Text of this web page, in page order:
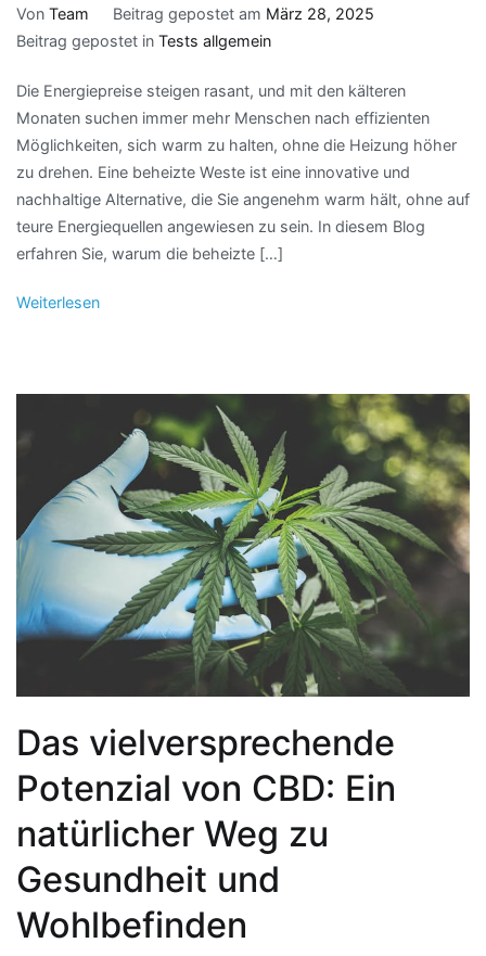
Von Team Beitrag gepostet am März 28, 2025
Beitrag gepostet in Tests allgemein
Die Energiepreise steigen rasant, und mit den kälteren
Monaten suchen immer mehr Menschen nach effizienten
Möglichkeiten, sich warm zu halten, ohne die Heizung höher
zu drehen. Eine beheizte Weste ist eine innovative und
nachhaltige Alternative, die Sie angenehm warm hält, ohne auf
teure Energiequellen angewiesen zu sein. In diesem Blog
erfahren Sie, warum die beheizte […]
Weiterlesen
Das vielversprechende
Potenzial von CBD: Ein
natürlicher Weg zu
Gesundheit und
Wohlbefinden